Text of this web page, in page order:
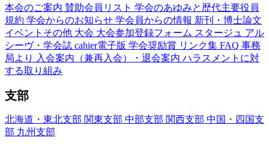
本会のご案内 賛助会員リスト 学会のあゆみと歴代主要役員
規約 学会からのお知らせ 学会員からの情報 新刊・博士論文
イベントその他 大会 大会参加登録フォーム スタージュ アル
シーヴ・学会誌 cahier電子版 学会奨励賞 リンク集 FAQ 事務
局より
入会案内（兼再入会）・退会案内 ハラスメントに対
する取り組み
支部
北海道・東北支部 関東支部 中部支部 関西支部 中国・四国支
部 九州支部